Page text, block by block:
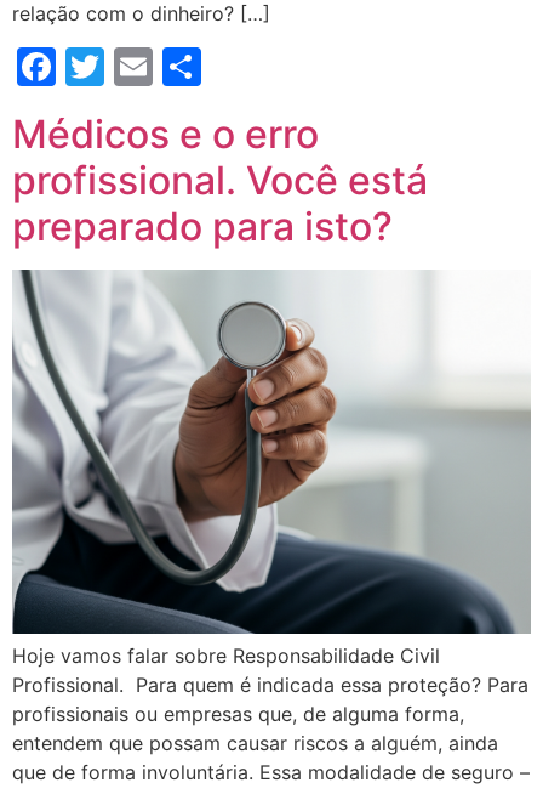
relação com o dinheiro? […]
Facebook
Twitter
Email
Médicos e o erro
profissional. Você está
preparado para isto?
Hoje vamos falar sobre Responsabilidade Civil
Profissional. Para quem é indicada essa proteção? Para
profissionais ou empresas que, de alguma forma,
entendem que possam causar riscos a alguém, ainda
que de forma involuntária. Essa modalidade de seguro –